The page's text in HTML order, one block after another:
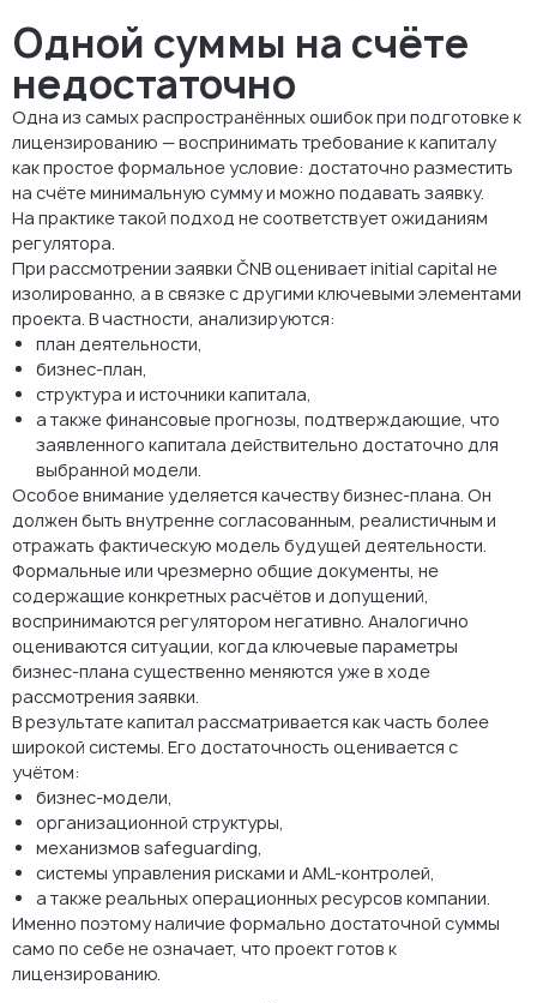
Одной суммы на счёте
недостаточно
Одна из самых распространённых ошибок при подготовке к
лицензированию — воспринимать требование к капиталу
как простое формальное условие: достаточно разместить
на счёте минимальную сумму и можно подавать заявку.
На практике такой подход не соответствует ожиданиям
регулятора.
При рассмотрении заявки ČNB оценивает initial capital не
изолированно, а в связке с другими ключевыми элементами
проекта. В частности, анализируются:
план деятельности,
бизнес-план,
структура и источники капитала,
а также финансовые прогнозы, подтверждающие, что
заявленного капитала действительно достаточно для
выбранной модели.
Особое внимание уделяется качеству бизнес-плана. Он
должен быть внутренне согласованным, реалистичным и
отражать фактическую модель будущей деятельности.
Формальные или чрезмерно общие документы, не
содержащие конкретных расчётов и допущений,
воспринимаются регулятором негативно. Аналогично
оцениваются ситуации, когда ключевые параметры
бизнес-плана существенно меняются уже в ходе
рассмотрения заявки.
В результате капитал рассматривается как часть более
широкой системы. Его достаточность оценивается с
учётом:
бизнес-модели,
организационной структуры,
механизмов safeguarding,
системы управления рисками и AML-контролей,
а также реальных операционных ресурсов компании.
Именно поэтому наличие формально достаточной суммы
само по себе не означает, что проект готов к
лицензированию.